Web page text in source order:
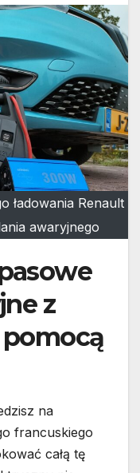
ładowania Renault
awaryjnego
z
pomocą
na
francuskiego
całą tę